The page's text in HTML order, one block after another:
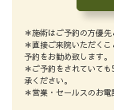
＊施術はご予約の方優先
＊直接ご来院いただく
予約をお勧め致します。
＊ご予約をされていて
承ください。
＊営業・セールスのお